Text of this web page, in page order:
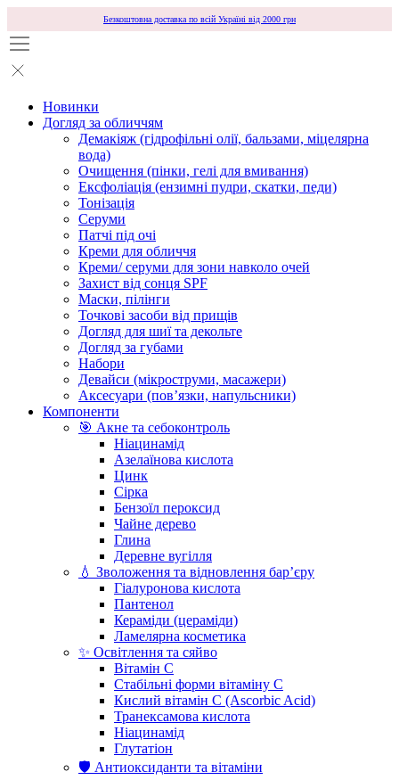
Безкоштовна доставка по всій Україні від 2000 грн
Новинки
Догляд за обличчям
Демакіяж (гідрофільні олії, бальзами, міцелярна
вода)
Очищення (пінки, гелі для вмивання)
Ексфоліація (ензимні пудри, скатки, педи)
Тонізація
Серуми
Патчі під очі
Креми для обличчя
Креми/ серуми для зони навколо очей
Захист від сонця SPF
Маски, пілінги
Точкові засоби від прищів
Догляд для шиї та декольте
Догляд за губами
Набори
Девайси (мікроструми, масажери)
Аксесуари (повʼязки, напульсники)
Компоненти
🎯 Акне та себоконтроль
Ніацинамід
Азелаїнова кислота
Цинк
Сірка
Бензоїл пероксид
Чайне дерево
Глина
Деревне вугілля
💧 Зволоження та відновлення бар’єру
Гіалуронова кислота
Пантенол
Кераміди (цераміди)
Ламелярна косметика
✨ Освітлення та сяйво
Вітамін С
Стабільні форми вітаміну С
Кислий вітамін С (Ascorbic Acid)
Транексамова кислота
Ніацинамід
Глутатіон
🛡️ Антиоксиданти та вітаміни